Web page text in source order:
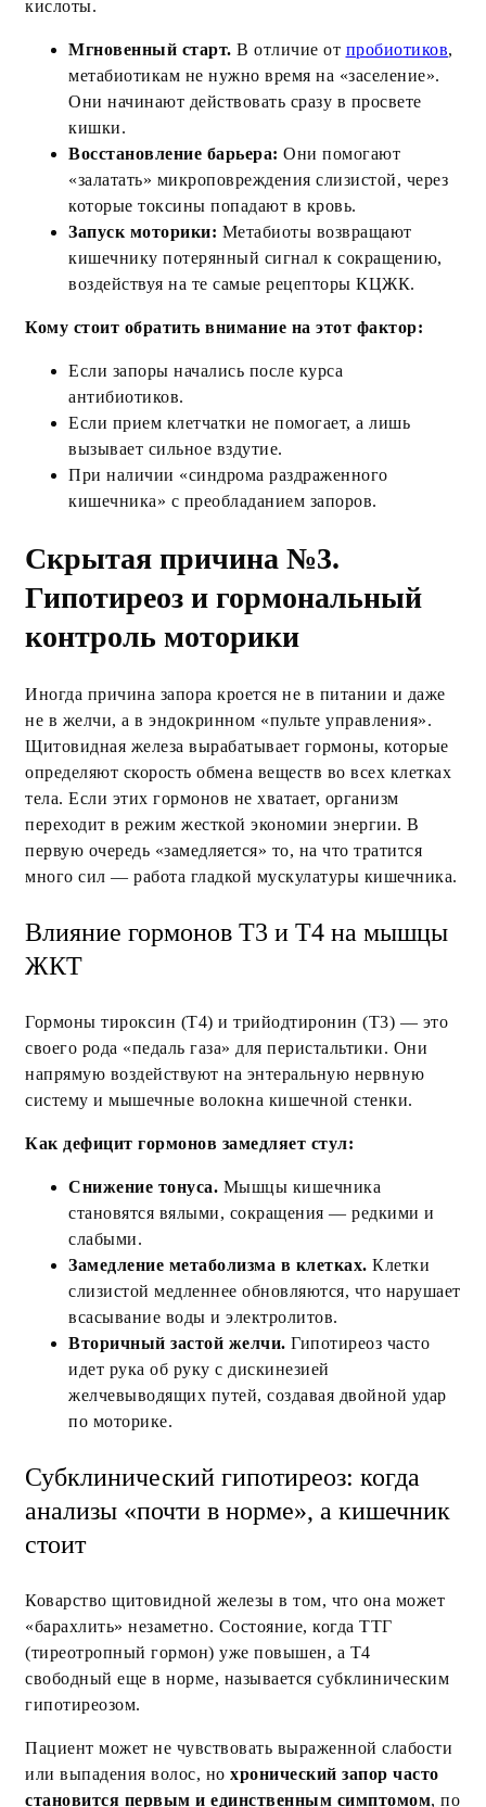
кислоты.
Мгновенный старт. В отличие от пробиотиков,
метабиотикам не нужно время на «заселение».
Они начинают действовать сразу в просвете
кишки.
Восстановление барьера: Они помогают
«залатать» микроповреждения слизистой, через
которые токсины попадают в кровь.
Запуск моторики: Метабиоты возвращают
кишечнику потерянный сигнал к сокращению,
воздействуя на те самые рецепторы КЦЖК.
Кому стоит обратить внимание на этот фактор:
Если запоры начались после курса
антибиотиков.
Если прием клетчатки не помогает, а лишь
вызывает сильное вздутие.
При наличии «синдрома раздраженного
кишечника» с преобладанием запоров.
Скрытая причина №3.
Гипотиреоз и гормональный
контроль моторики
Иногда причина запора кроется не в питании и даже
не в желчи, а в эндокринном «пульте управления».
Щитовидная железа вырабатывает гормоны, которые
определяют скорость обмена веществ во всех клетках
тела. Если этих гормонов не хватает, организм
переходит в режим жесткой экономии энергии. В
первую очередь «замедляется» то, на что тратится
много сил — работа гладкой мускулатуры кишечника.
Влияние гормонов Т3 и Т4 на мышцы
ЖКТ
Гормоны тироксин (Т4) и трийодтиронин (Т3) — это
своего рода «педаль газа» для перистальтики. Они
напрямую воздействуют на энтеральную нервную
систему и мышечные волокна кишечной стенки.
Как дефицит гормонов замедляет стул:
Снижение тонуса. Мышцы кишечника
становятся вялыми, сокращения — редкими и
слабыми.
Замедление метаболизма в клетках. Клетки
слизистой медленнее обновляются, что нарушает
всасывание воды и электролитов.
Вторичный застой желчи. Гипотиреоз часто
идет рука об руку с дискинезией
желчевыводящих путей, создавая двойной удар
по моторике.
Субклинический гипотиреоз: когда
анализы «почти в норме», а кишечник
стоит
Коварство щитовидной железы в том, что она может
«барахлить» незаметно. Состояние, когда ТТГ
(тиреотропный гормон) уже повышен, а Т4
свободный еще в норме, называется субклиническим
гипотиреозом.
Пациент может не чувствовать выраженной слабости
или выпадения волос, но хронический запор часто
становится первым и единственным симптомом, по